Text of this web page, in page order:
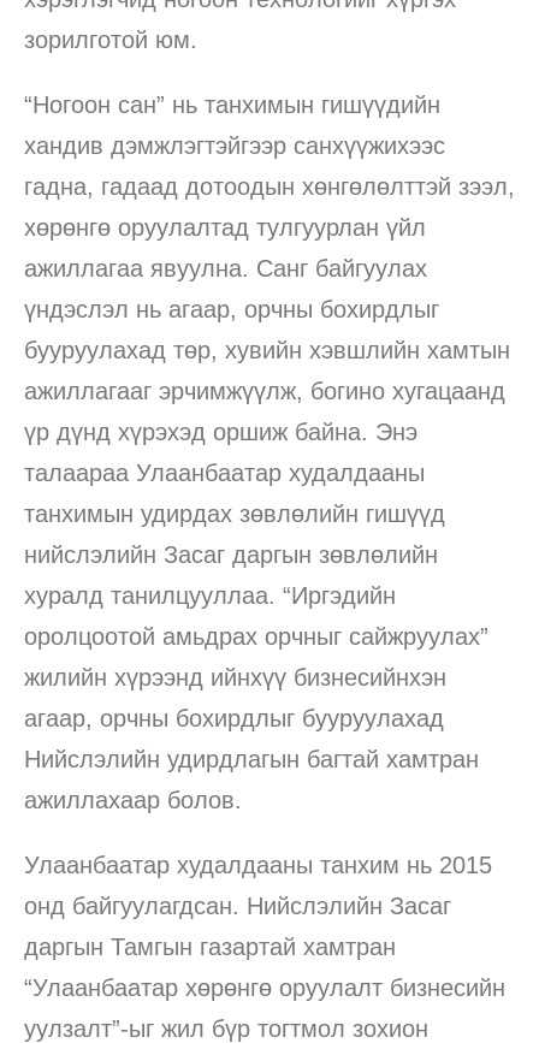
зорилготой юм.
“Ногоон сан” нь танхимын гишүүдийн
хандив дэмжлэгтэйгээр санхүүжихээс
гадна, гадаад дотоодын хөнгөлөлттэй зээл,
хөрөнгө оруулалтад тулгуурлан үйл
ажиллагаа явуулна. Санг байгуулах
үндэслэл нь агаар, орчны бохирдлыг
бууруулахад төр, хувийн хэвшлийн хамтын
ажиллагааг эрчимжүүлж, богино хугацаанд
үр дүнд хүрэхэд оршиж байна. Энэ
талаараа Улаанбаатар худалдааны
танхимын удирдах зөвлөлийн гишүүд
нийслэлийн Засаг даргын зөвлөлийн
хуралд танилцууллаа. “Иргэдийн
оролцоотой амьдрах орчныг сайжруулах”
жилийн хүрээнд ийнхүү бизнесийнхэн
агаар, орчны бохирдлыг бууруулахад
Нийслэлийн удирдлагын багтай хамтран
ажиллахаар болов.
Улаанбаатар худалдааны танхим нь 2015
онд байгуулагдсан. Нийслэлийн Засаг
даргын Тамгын газартай хамтран
“Улаанбаатар хөрөнгө оруулалт бизнесийн
уулзалт”-ыг жил бүр тогтмол зохион